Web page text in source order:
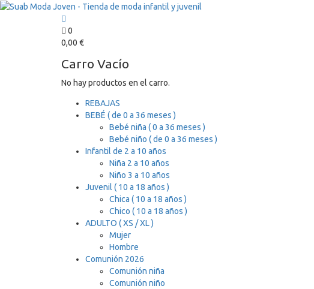
0
0,00 €
Carro Vacío
No hay productos en el carro.
REBAJAS
BEBÉ ( de 0 a 36 meses )
Bebé niña ( 0 a 36 meses )
Bebé niño ( de 0 a 36 meses )
Infantil de 2 a 10 años
Niña 2 a 10 años
Niño 3 a 10 años
Juvenil ( 10 a 18 años )
Chica ( 10 a 18 años )
Chico ( 10 a 18 años )
ADULTO ( XS / XL )
Mujer
Hombre
Comunión 2026
Comunión niña
Comunión niño